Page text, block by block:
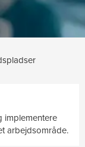
implementere
arbejdsområde.